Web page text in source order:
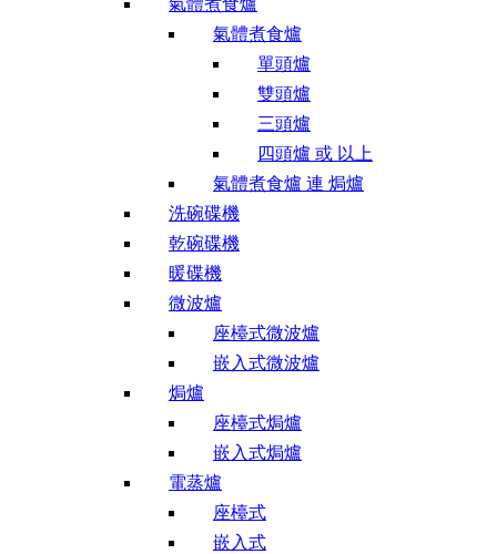
氣體煮食爐
氣體煮食爐
單頭爐
雙頭爐
三頭爐
四頭爐 或 以上
氣體煮食爐 連 焗爐
洗碗碟機
乾碗碟機
暖碟機
微波爐
座檯式微波爐
嵌入式微波爐
焗爐
座檯式焗爐
嵌入式焗爐
電蒸爐
座檯式
嵌入式